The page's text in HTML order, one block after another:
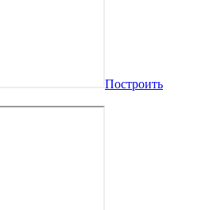
Построить